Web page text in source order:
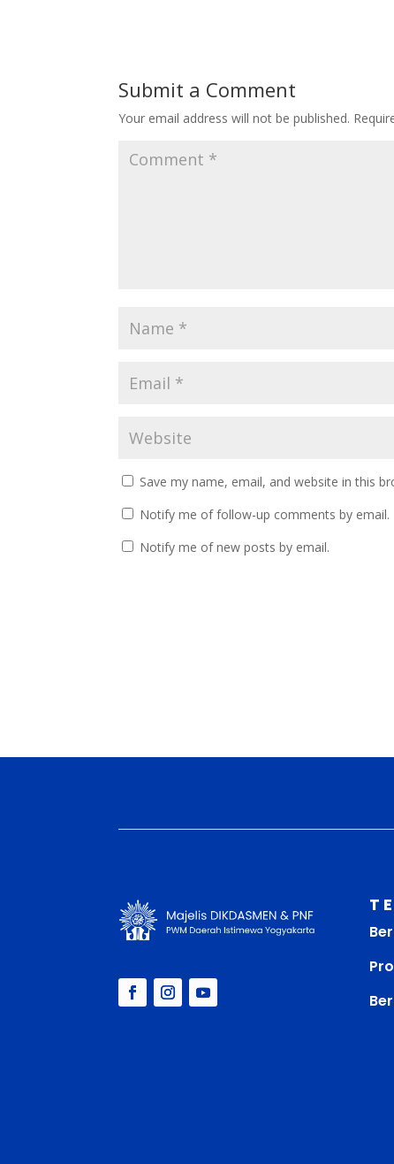
Submit a Comment
Your email address will not be published.
Save my name, email, and website in this
Notify me of follow-up comments by email.
Notify me of new posts by email.